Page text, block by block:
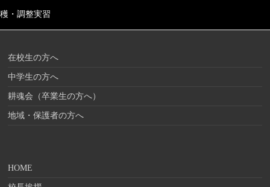
穫・調整実習
在校生の方へ
中学生の方へ
耕魂会（卒業生の方へ）
地域・保護者の方へ
HOME